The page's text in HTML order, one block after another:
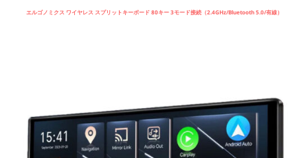
エルゴノミクス ワイヤレス スプリットキーボード 80キー 3モード接続（2.4GHz/Bluetooth 5.0/有線）